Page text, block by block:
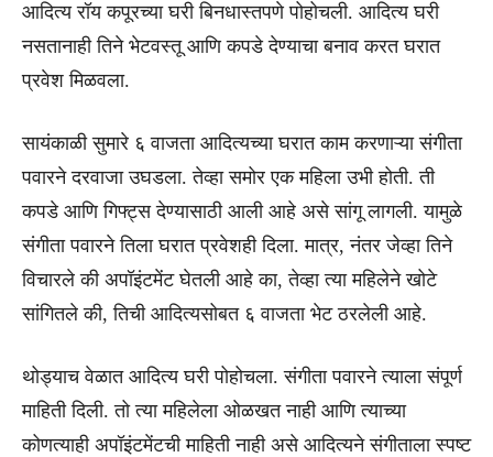
आदित्य रॉय कपूरच्या घरी बिनधास्तपणे पोहोचली. आदित्य घरी
नसतानाही तिने भेटवस्तू आणि कपडे देण्याचा बनाव करत घरात
प्रवेश मिळवला.
सायंकाळी सुमारे ६ वाजता आदित्यच्या घरात काम करणाऱ्या संगीता
पवारने दरवाजा उघडला. तेव्हा समोर एक महिला उभी होती. ती
कपडे आणि गिफ्ट्स देण्यासाठी आली आहे असे सांगू लागली. यामुळे
संगीता पवारने तिला घरात प्रवेशही दिला. मात्र, नंतर जेव्हा तिने
विचारले की अपॉइंटमेंट घेतली आहे का, तेव्हा त्या महिलेने खोटे
सांगितले की, तिची आदित्यसोबत ६ वाजता भेट ठरलेली आहे.
थोड्याच वेळात आदित्य घरी पोहोचला. संगीता पवारने त्याला संपूर्ण
माहिती दिली. तो त्या महिलेला ओळखत नाही आणि त्याच्या
कोणत्याही अपॉइंटमेंटची माहिती नाही असे आदित्यने संगीताला स्पष्ट